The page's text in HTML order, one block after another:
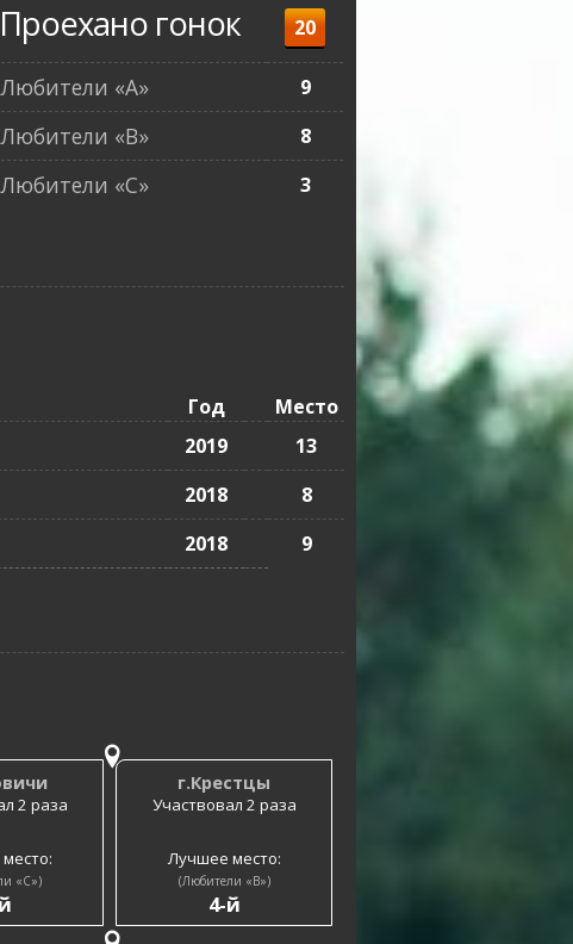
Проехано гонок 20
Любители «A» 9
Любители «B» 8
Любители «C» 3
Год Место
2019 13
2018 8
2018
9
2 раза
«C»)
г.Крестцы
Участвовал 2 раза
Лучшее место:
(Любители «B»)
4-й